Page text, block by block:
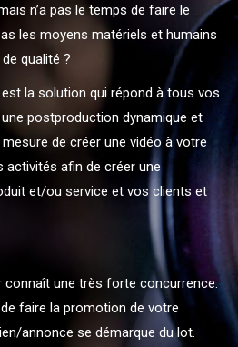
n’a pas le temps de faire le
les moyens matériels et humains
qualité ?
est la solution qui répond à tous vos
postproduction dynamique et
de créer une vidéo à votre
activités afin de créer une
et/ou service et vos clients et
connaît une très forte concurrence.
faire la promotion de votre
annonce se démarque du lot.